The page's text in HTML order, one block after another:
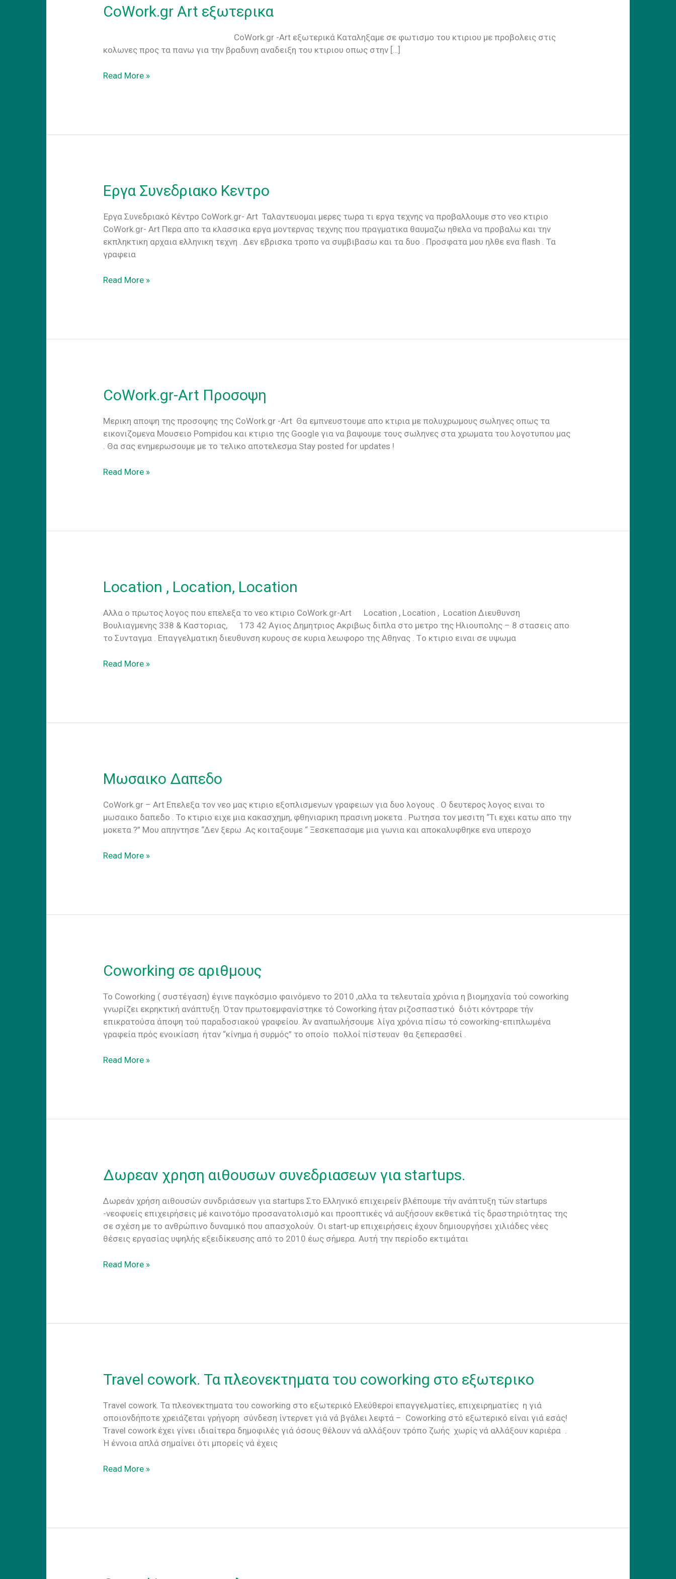
CoWork.gr Art εξωτερικα
CoWork.gr -Art εξωτερικά Kαταληξαμε σε φωτισμο του κτιριου με προβολεις στις
κολωνες προς τα πανω για την βραδυνη αναδειξη του κτιριου οπως στην […]
CoWork.gr
Read More »
Εργα Συνεδριακο Κεντρο
Έργα Συνεδριακό Κέντρο CoWork.gr- Art Ταλαντευομαι μερες τωρα τι εργα τεχνης να προβαλλουμε στο νεο κτιριο
CoWork.gr- Art Περα απο τα κλασσικα εργα μοντερνας τεχνης που πραγματικα θαυμαζω ηθελα να προβαλω και την
εκπληκτικη αρχαια ελληνικη τεχνη . Δεν εβρισκα τροπο να συμβιβασω και τα δυο . Προσφατα μου ηλθε ενα flash . Τα
γραφεια
Εργα
Read More »
CoWork.gr-Art Προσοψη
Μερικη αποψη της προσοψης της CoWork.gr -Art Θα εμπνευστουμε απο κτιρια με πολυχρωμους σωληνες οπως τα
εικονιζομενα Μουσειο Pompidou και κτιριο της Google για να βαψουμε τους σωληνες στα χρωματα του λογοτυπου μας
. Θα σας ενημερωσουμε με το τελικο αποτελεσμα Stay posted for updates !
CoWork.gr-
Read More »
Location , Location, Location
Aλλα ο πρωτος λογος που επελεξα το νεο κτιριο CoWork.gr-Art Location , Location , Location Διευθυνση
Βουλιαγμενης 338 & Καστοριας, 173 42 Αγιος Δημητριος Ακριβως διπλα στο μετρο της Ηλιουπολης – 8 στασεις απο
το Συνταγμα . Eπαγγελματικη διευθυνση κυρους σε κυρια λεωφορο της Αθηνας . Tο κτιριο ειναι σε υψωμα
Location
Read More »
Μωσαικο Δαπεδο
CoWork.gr – Art Επελεξα τον νεο μας κτιριο εξοπλισμενων γραφειων για δυο λογους . Ο δευτερος λογος ειναι το
μωσαικο δαπεδο . Το κτιριο ειχε μια κακασχημη, φθηνιαρικη πρασινη μοκετα . Ρωτησα τον μεσιτη “Τι εχει κατω απο την
μοκετα ?” Μου απηντησε “Δεν ξερω .Ας κοιταξουμε “ Ξεσκεπασαμε μια γωνια και αποκαλυφθηκε ενα υπεροχο
Μωσαικο
Read More »
Coworking σε αριθμους
Το Coworking ( συστέγαση) έγινε παγκόσμιο φαινόμενο το 2010 ,αλλα τα τελευταία χρόνια η βιομηχανία τού coworking
γνωρίζει εκρηκτική ανάπτυξη. Όταν πρωτοεμφανίστηκε τό Coworking ήταν ριζοσπαστικό διότι κόντραρε τήν
επικρατούσα άποψη τού παραδοσιακού γραφείου. Άν αναπωλήσουμε λίγα χρόνια πίσω τό coworking-επιπλωμένα
γραφεία πρός ενοικίαση ήταν “κίνημα ή συρμός” το οποίο πολλοί πίστευαν θα ξεπερασθεί .
Coworking
Read More »
Δωρεαν χρηση αιθουσων συνεδριασεων για startups.
Δωρεάν χρήση αιθουσών συνδριάσεων για startups Στο Ελληνικό επιχειρείν βλέπουμε τήν ανάπτυξη τών startups
-νεοφυείς επιχειρήσεις μέ καινοτόμο προσανατολισμό και προοπτικές νά αυξήσoυν εκθετικά τίς δραστηριότητας της
σε σχέση με το ανθρώπινο δυναμικό που απασχολούν. Οι start-up επιχειρήσεις έχουν δημιουργήσει χιλιάδες νέες
θέσεις εργασίας υψηλής εξειδίκευσης από το 2010 έως σήμερα. Αυτή την περίοδο εκτιμάται
Δωρεαν
startups.
Read More »
Travel cowork. Τα πλεονεκτηματα του coworking στο εξωτερικο
Τravel cowork. Τα πλεονεκτηματα του coworking στο εξωτερικό Eλεύθεροi επαγγελματίες, επιχειρηματίες η γιά
οποιονδήποτε χρειάζεται γρήγορη σύνδεση ίντερνετ γιά νά βγάλει λεφτά – Coworking στό εξωτερικό είναι γιά εσάς!
Travel cowork έχει γίνει ιδιαίτερα δημοφιλές γιά όσους θέλουν νά αλλάξουν τρόπο ζωής χωρίς νά αλλάξουν καριέρα .
Ή έννοια απλά σημαίνει ότι μπορείς νά έχεις
Travel
coworking
Read More »